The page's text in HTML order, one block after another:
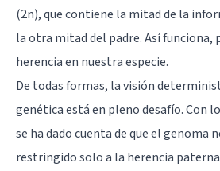
(2n), que contiene la mitad de la
la otra mitad del padre. Así funciona,
herencia en nuestra especie.
De todas formas, la visión
genética está en pleno desafío. Con
se ha dado cuenta de que el genoma
restringido solo a la herencia